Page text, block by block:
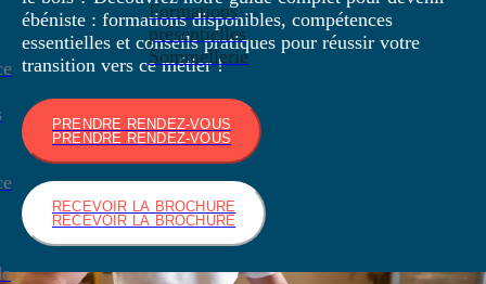
Formations
présentielles
Sommellerie
ébéniste : formations disponibles, compétences
essentielles et conseils pratiques pour réussir votre
transition vers ce métier !
PRENDRE RENDEZ-VOUS
PRENDRE RENDEZ-VOUS
RECEVOIR LA BROCHURE
RECEVOIR LA BROCHURE